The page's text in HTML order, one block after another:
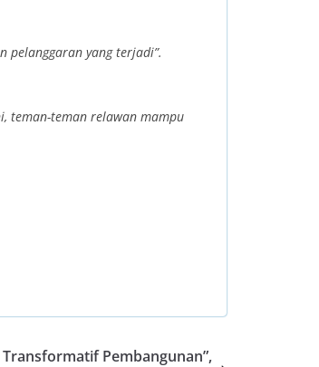
pelanggaran yang terjadi”.
teman-teman relawan mampu
Pembangunan”,